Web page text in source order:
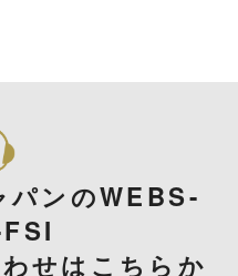
パンのWEBS-
せはこちらか